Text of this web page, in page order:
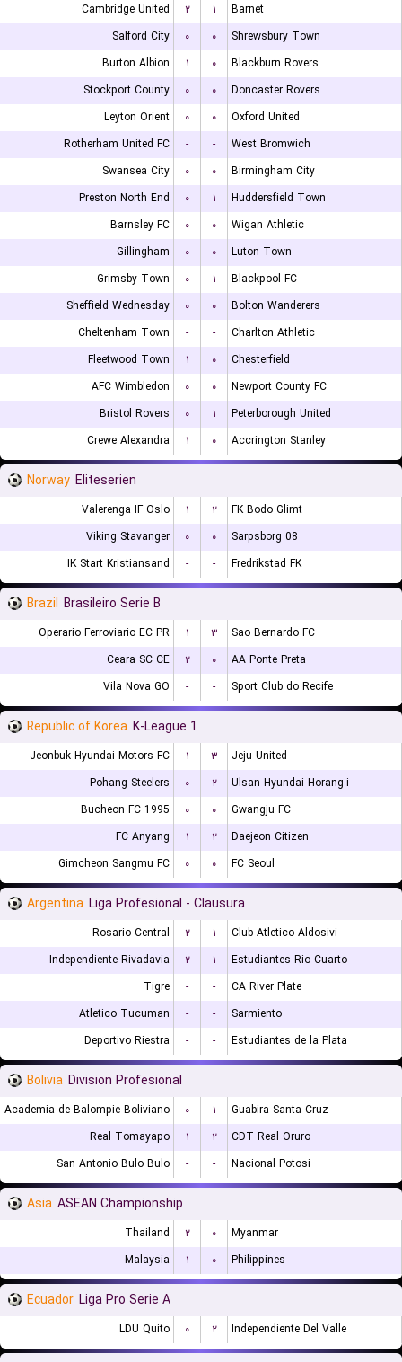
Cambridge United
۲ ۱
Barnet
Salford City
۰ ۰
Shrewsbury Town
Burton Albion
۱ ۰
Blackburn Rovers
Stockport County
۰ ۰
Doncaster Rovers
Leyton Orient
۰ ۰
Oxford United
Rotherham United FC
- -
West Bromwich
Swansea City
۰ ۰
Birmingham City
Preston North End
۰ ۱
Huddersfield Town
Barnsley FC
۰ ۰
Wigan Athletic
Gillingham
۰ ۰
Luton Town
Grimsby Town
۰ ۱
Blackpool FC
Sheffield Wednesday
۰ ۰
Bolton Wanderers
Cheltenham Town
- -
Charlton Athletic
Fleetwood Town
۱ ۰
Chesterfield
AFC Wimbledon
۰ ۰
Newport County FC
Bristol Rovers
۰ ۱
Peterborough United
Crewe Alexandra
۱ ۰ Accrington Stanley
Norway Eliteserien
Valerenga IF Oslo ۱ ۲
FK Bodo Glimt
Viking Stavanger
۰ ۰
Sarpsborg 08
IK Start Kristiansand
- - Fredrikstad FK
Brazil Brasileiro Serie B
Operario Ferroviario EC PR ۱ ۳
Sao Bernardo FC
Ceara SC CE
۲ ۰
AA Ponte Preta
Vila Nova GO
- - Sport Club do Recife
Republic of Korea K-League 1
Jeonbuk Hyundai Motors FC ۱ ۳
Jeju United
Pohang Steelers
۰ ۲
Ulsan Hyundai Horang-i
Bucheon FC 1995
۰ ۰
Gwangju FC
FC Anyang
۱ ۲
Daejeon Citizen
Gimcheon Sangmu FC
۰ ۰ FC Seoul
Argentina Liga Profesional - Clausura
Rosario Central ۲ ۱
Club Atletico Aldosivi
Independiente Rivadavia
۲ ۱
Estudiantes Rio Cuarto
Tigre
- -
CA River Plate
Atletico Tucuman
- -
Sarmiento
Deportivo Riestra
- - Estudiantes de la Plata
Bolivia Division Profesional
Academia de Balompie Boliviano ۰ ۱
Guabira Santa Cruz
Real Tomayapo
۱ ۲
CDT Real Oruro
San Antonio Bulo Bulo
- - Nacional Potosi
Asia ASEAN Championship
Thailand ۲ ۰
Myanmar
Malaysia
۱ ۰ Philippines
Ecuador Liga Pro Serie A
LDU Quito ۰ ۲ Independiente Del Valle